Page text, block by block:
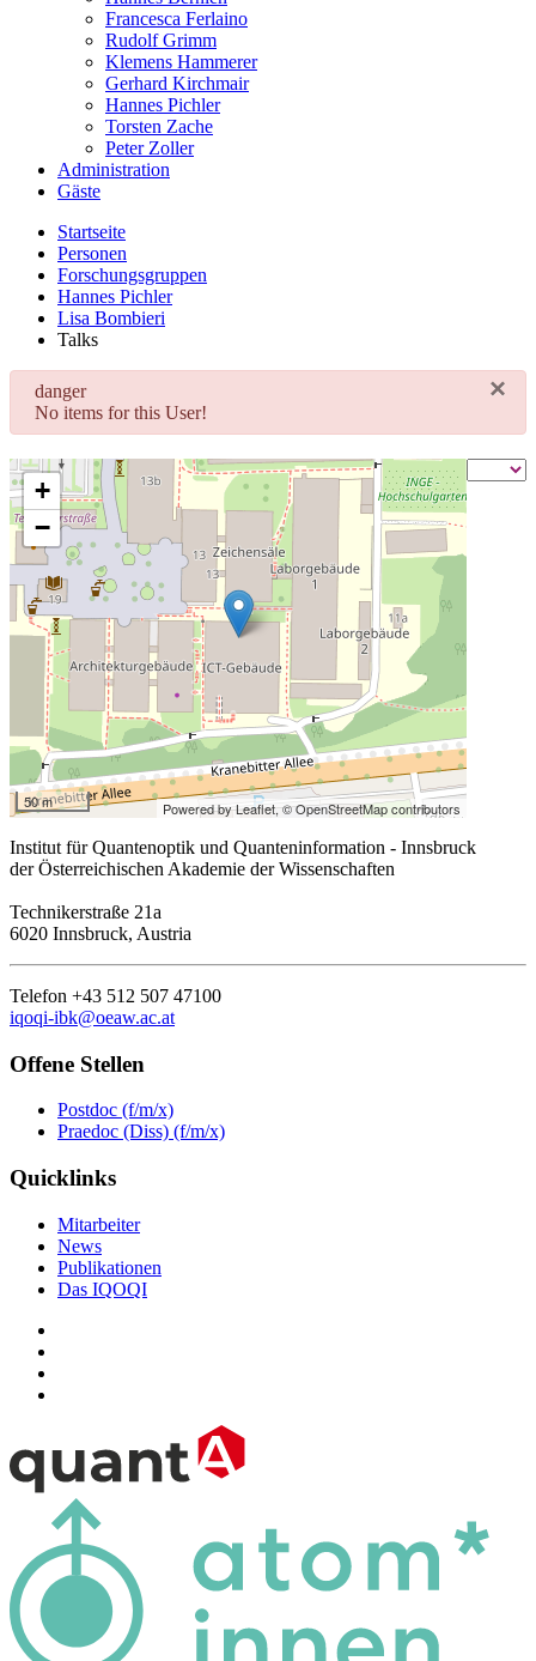
Francesca Ferlaino
Rudolf Grimm
Klemens Hammerer
Gerhard Kirchmair
Hannes Pichler
Torsten Zache
Peter Zoller
Administration
Gäste
Startseite
Personen
Forschungsgruppen
Hannes Pichler
Lisa Bombieri
Talks
×
danger
No items for this User!
+
−
50 m Powered by Leaflet,© OpenStreetMap contributors
Institut für Quantenoptik und Quanteninformation - Innsbruck
der Österreichischen Akademie der Wissenschaften
Technikerstraße 21a
6020 Innsbruck, Austria
Telefon +43 512 507 47100
iqoqi-ibk@oeaw.ac.at
Offene Stellen
Postdoc (f/m/x)
Praedoc (Diss) (f/m/x)
Quicklinks
Mitarbeiter
News
Publikationen
Das IQOQI